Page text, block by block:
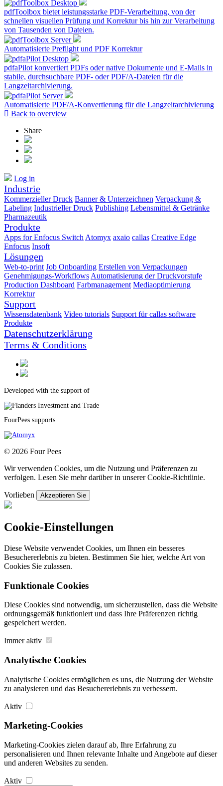
pdfToolbox bietet leistungsstarke PDF-Verarbeitung, von der
schnellen visuellen Prüfung und Korrektur bis hin zur Verarbeitung
von Tausenden von Dateien.
Automatisierte Preflight und PDF Korrektur
pdfaPilot konvertiert PDFs oder native Dokumente und E-Mails in
stabile, durchsuchbare PDF- oder PDF/A-Dateien für die
Langzeitarchivierung.
Automatisierte PDF/A-Konvertierung für die Langzeitarchivierung
Back to overview
Share
Log in
Industrie
Kommerzieller Druck Banner & Unterzeichnen Verpackung &
Labeling Industrieller Druck Publishing Lebensmittel & Getränke
Pharmazeutik
Produkte
Apps for Enfocus Switch Atomyx axaio callas Creative Edge
Enfocus Insoft
Lösungen
Web-to-print Job Onboarding Erstellen von Verpackungen
Genehmigungs-Workflows Automatisierung der Druckvorstufe
Production Dashboard Farbmanagement Mediaoptimierung
Korrektur
Support
Wissensdatenbank Video tutorials Support für callas software
Produkte
Datenschutzerklärung
Terms & Conditions
Developed with the support of
FourPees supports
© 2026 Four Pees
Wir verwenden Cookies, um die Nutzung und Präferenzen zu
verfolgen. Lesen Sie mehr darüber in unserer Cookie-Richtlinie.
Vorlieben Akzeptieren Sie
Cookie-Einstellungen
Diese Website verwendet Cookies, um Ihnen ein besseres
Besuchererlebnis zu bieten. Bestimmen Sie hier, welche Art von
Cookies Sie zulassen.
Funktionale Cookies
Diese Cookies sind notwendig, um sicherzustellen, dass die Website
ordnungsgemäß funktioniert und dass Ihre Präferenzen richtig
gespeichert werden.
Immer aktiv
Analytische Cookies
Analytische Cookies ermöglichen es uns, die Nutzung der Website
zu analysieren und das Besuchererlebnis zu verbessern.
Aktiv
Marketing-Cookies
Marketing-Cookies zielen darauf ab, Ihre Erfahrung zu
personalisieren und Ihnen relevante Inhalte und Angebote auf dieser
und anderen Websites zu senden.
Aktiv